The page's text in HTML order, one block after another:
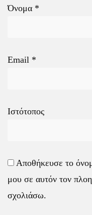
Όνομα *
Email *
Ιστότοπος
Αποθήκευσε το
μου σε αυτόν τον
σχολιάσω.